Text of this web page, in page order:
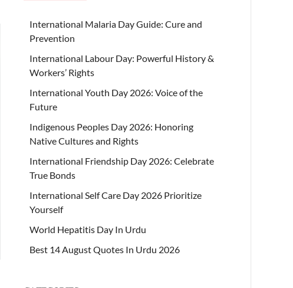
International Malaria Day Guide: Cure and
Prevention
International Labour Day: Powerful History &
Workers’ Rights
International Youth Day 2026: Voice of the
Future
Indigenous Peoples Day 2026: Honoring
Native Cultures and Rights
International Friendship Day 2026: Celebrate
True Bonds
International Self Care Day 2026 Prioritize
Yourself
World Hepatitis Day In Urdu
Best 14 August Quotes In Urdu 2026